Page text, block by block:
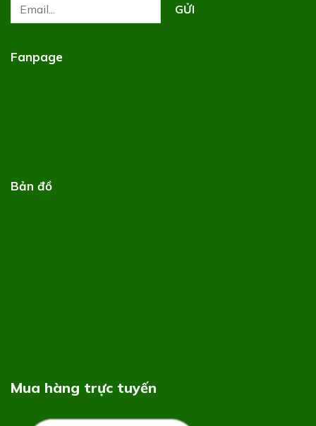
Fanpage
Bản đồ
Mua hàng trực tuyến